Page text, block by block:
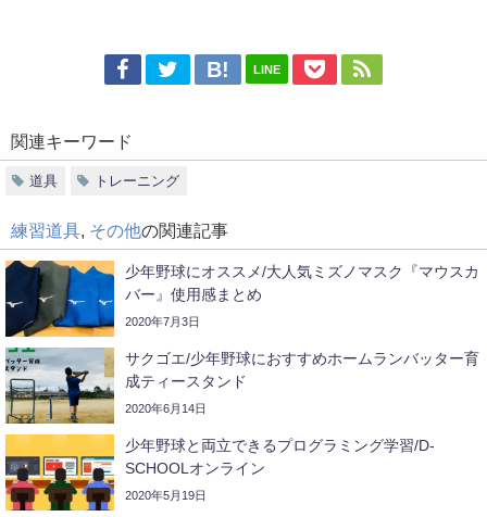
LINE
関連キーワード
道具 トレーニング
練習道具 その他の関連記事
少年野球にオススメ/大人気ミズノマスク『マウスカ
バー』使用感まとめ
2020年7月3日
サクゴエ/少年野球におすすめホームランバッター育
成ティースタンド
2020年6月14日
少年野球と両立できるプログラミング学習/D-
SCHOOLオンライン
2020年5月19日